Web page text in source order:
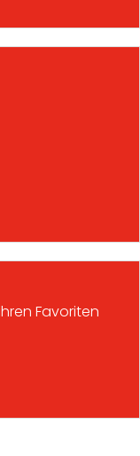
Favoriten